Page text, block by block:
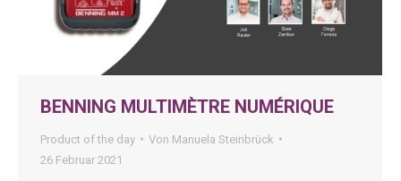
BENNING MULTIMÈTRE NUMÉRIQUE
Product of the day Von Manuela Steinbrück
26 Februar 2021